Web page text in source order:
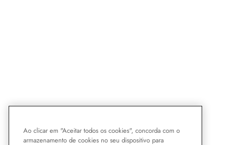
Ao clicar em "Aceitar todos os cookies", concorda com o
armazenamento de cookies no seu dispositivo para